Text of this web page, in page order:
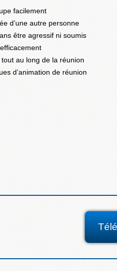
facilement
d’une autre personne
être agressif ni soumis
au long de la réunion
d’animation de réunion